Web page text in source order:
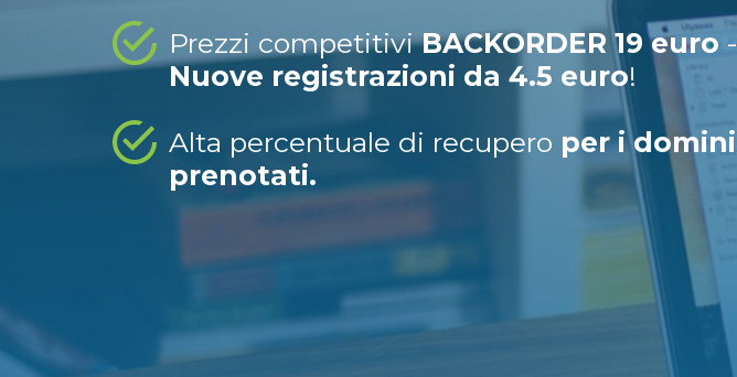
Prezzi competitiviBACKORDER 19 euro -
Nuove registrazioni da 4.5 euro!
Alta percentuale di recupero per i domini
prenotati.